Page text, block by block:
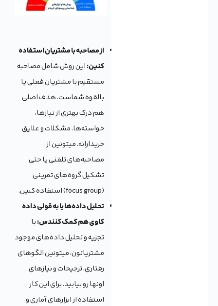
از مصاحبه با مشتریان استفاده
کنین:این روش شامل مصاحبه
مستقیم با مشتریان فعلی یا
بالقوه شماست. هدف اصلی
هم درک بهتری از نیازها،
خواسته‌ها، مشکلات و علایق
خریدارانه. میتونین از
مصاحبه‌های تلفنی یا حتی
تشکیل گروه‌های تمرینی
(focus group) استفاده کنین.
تحلیل داده‌ها یا به قولی داده
کاوی هم کمک کنندس:با
تجزیه و تحلیل داده‌های موجود
مشتریاتون، میتونین الگوهای
رفتاری، ترجیحات و نیازهای
اونها رو بیابید. برای این کار
استفاده از ابزارهای آماری و